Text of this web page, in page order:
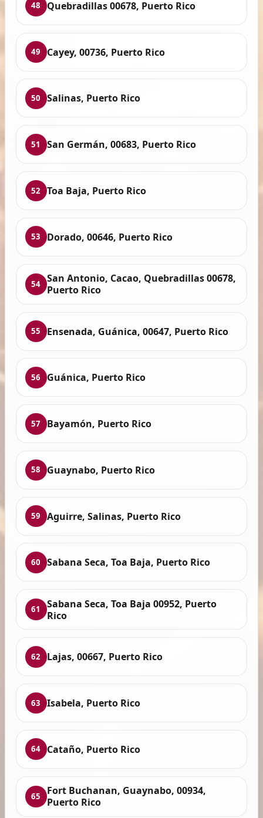
48 Quebradillas 00678, Puerto Rico
49 Cayey, 00736, Puerto Rico
50 Salinas, Puerto Rico
51 San Germán, 00683, Puerto Rico
52 Toa Baja, Puerto Rico
53 Dorado, 00646, Puerto Rico
54 San Antonio, Cacao, Quebradillas 00678,
Puerto Rico
55 Ensenada, Guánica, 00647, Puerto Rico
56 Guánica, Puerto Rico
57 Bayamón, Puerto Rico
58 Guaynabo, Puerto Rico
59 Aguirre, Salinas, Puerto Rico
60 Sabana Seca, Toa Baja, Puerto Rico
61
Sabana Seca, Toa Baja 00952, Puerto
Rico
62 Lajas, 00667, Puerto Rico
63 Isabela, Puerto Rico
64 Cataño, Puerto Rico
65
Fort Buchanan, Guaynabo, 00934,
Puerto Rico